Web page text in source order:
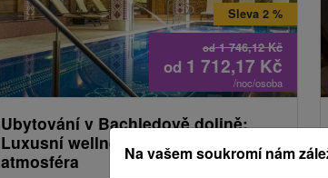
od1 746,12Kč
Sleva 2 %
od 1 712,17 Kč
/noc/osoba
Ubytování v Bachledově dolině:
Luxusní wellness, bazén a příjemná
atmosféra
Na vašem soukromí nám